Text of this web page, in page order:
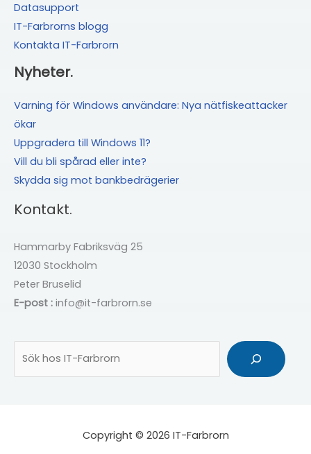
Datasupport
IT-Farbrorns blogg
Kontakta IT-Farbrorn
Nyheter.
Varning för Windows användare: Nya nätfiskeattacker
ökar
Uppgradera till Windows 11?
Vill du bli spårad eller inte?
Skydda sig mot bankbedrägerier
Kontakt.
Hammarby Fabriksväg 25
12030 Stockholm
Peter Bruselid
E-post : info@it-farbrorn.se
Copyright © 2026 IT-Farbrorn